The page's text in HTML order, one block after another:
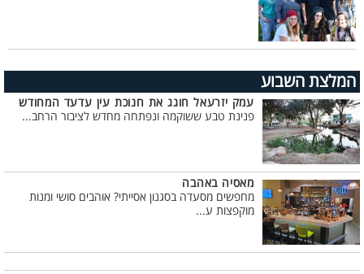
המלצת השבוע
עמק יזרעאל חוגג את חנוכת עין עדעד המחודש
פנינת טבע ששוקמה ונפתחה מחדש לציבור הרחב...
מאסיה באהבה
מחפשים מסעדה בסגנון אסייתי? אוהבים סושי ומנות
מוקפצות ע...